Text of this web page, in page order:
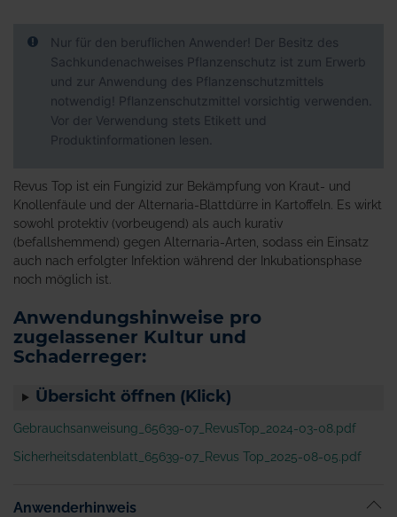
Nur für den beruflichen Anwender! Der Besitz des
Sachkundenachweises Pflanzenschutz ist zum Erwerb
und zur Anwendung des Pflanzenschutzmittels
notwendig! Pflanzenschutzmittel vorsichtig verwenden.
Vor der Verwendung stets Etikett und
Produktinformationen lesen.
Revus Top ist ein Fungizid zur Bekämpfung von Kraut- und
Knollenfäule und der Alternaria-Blattdürre in Kartoffeln. Es wirkt
sowohl protektiv (vorbeugend) als auch kurativ
(befallshemmend) gegen Alternaria-Arten, sodass ein Einsatz
auch nach erfolgter Infektion während der Inkubationsphase
noch möglich ist.
Anwendungshinweise pro
zugelassener Kultur und
Schaderreger:
Übersicht öffnen (Klick)
Gebrauchsanweisung_65639-07_RevusTop_2024-03-08.pdf
Sicherheitsdatenblatt_65639-07_Revus Top_2025-08-05.pdf
Anwenderhinweis